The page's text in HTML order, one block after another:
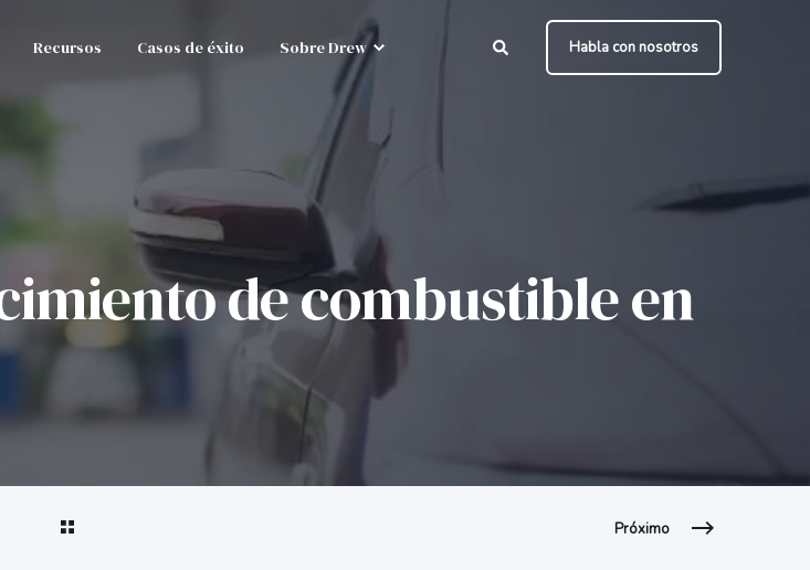
Recursos Casos de éxito Sobre Drew Habla con nosotros
de combustible en
Próximo